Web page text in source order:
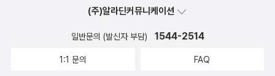
(주)알라딘커뮤니케이션
일반문의 (발신자 부담) 1544-2514
1:1 문의 FAQ